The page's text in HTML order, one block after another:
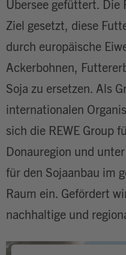
Übersee gefüttert. Die
Ziel gesetzt, diese
durch europäische
Ackerbohnen,
Soja zu ersetzen. Als
internationalen
sich die REWE Group
Donauregion und
für den Sojaanbau im
Raum ein. Gefördert
nachhaltige und